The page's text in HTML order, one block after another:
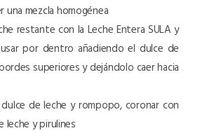
una mezcla homogénea
restante con la Leche Entera SULA y
por dentro añadiendo el dulce de
superiores y dejándolo caer hacia
de leche y rompopo, coronar con
leche y pirulines